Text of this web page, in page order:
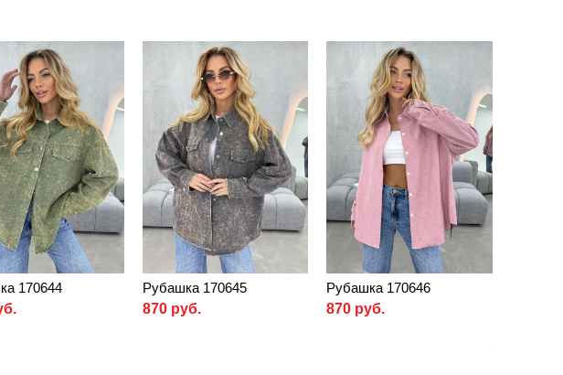
170644
Рубашка 170645
870 руб.
Рубашка 170646
870 руб.